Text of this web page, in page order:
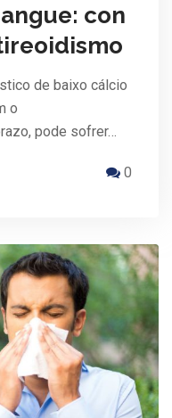
con
de baixo cálcio
o
pode sofrer…
0